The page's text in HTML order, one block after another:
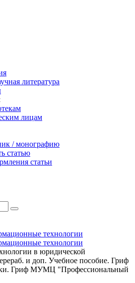
литература
лицам
/ монографию
статью
статьи
технологии
технологии
в юридической
и доп. Учебное пособие. Гриф
Гриф МУМЦ "Профессиональный